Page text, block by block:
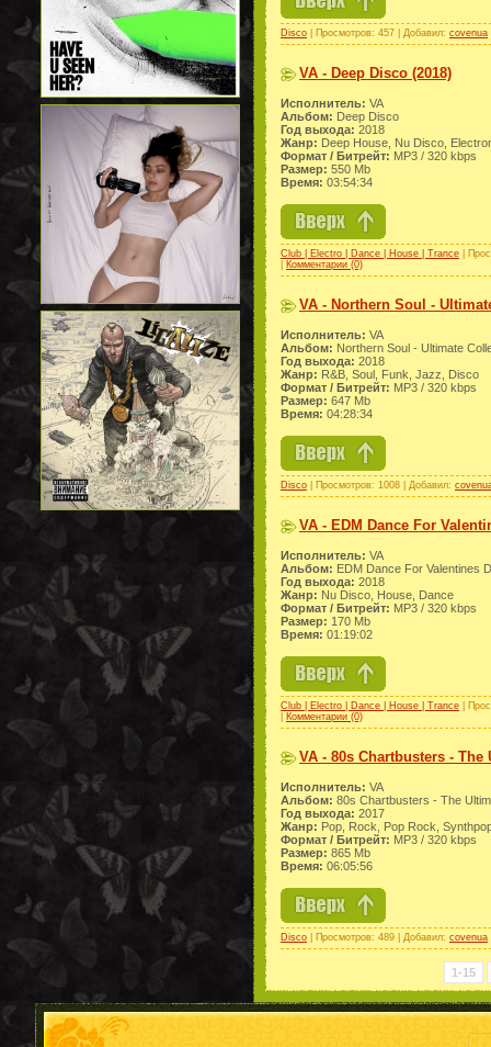
Disco | Просмотров: 457 | Добавил: covenua
VA - Deep Disco (2018)
Исполнитель: VA
Альбом: Deep Disco
Год выхода: 2018
Жанр: Deep House, Nu Disco,
Формат / Битрейт: МР3 / 320 kbps
Размер: 550 Mb
Время: 03:54:34
Club | Electro | Dance | House | Trance |
Комментарии (0)
VA - Northern Soul -
Исполнитель: VA
Альбом: Northern Soul - Ultimate
Год выхода: 2018
Жанр: R&B, Soul, Funk, Jazz, Disco
Формат / Битрейт: МР3 / 320 kbps
Размер: 647 Mb
Время: 04:28:34
Disco | Просмотров: 1008 | Добавил:
VA - EDM Dance For
Исполнитель: VA
Альбом: EDM Dance For Valentines
Год выхода: 2018
Жанр: Nu Disco, House, Dance
Формат / Битрейт: МР3 / 320 kbps
Размер: 170 Mb
Время: 01:19:02
Club | Electro | Dance | House | Trance |
Комментарии (0)
VA - 80s Chartbusters -
Исполнитель: VA
Альбом: 80s Chartbusters - The
Год выхода: 2017
Жанр: Pop, Rock, Pop Rock,
Формат / Битрейт: МР3 / 320 kbps
Размер: 865 Mb
Время: 06:05:56
Disco | Просмотров: 489 | Добавил: covenua
1-15